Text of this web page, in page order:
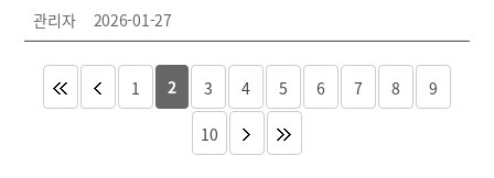
관리자 2026-01-27
1 2 3 4 5 6 7 8 9
10